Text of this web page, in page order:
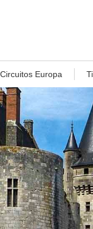
Circuitos Europa